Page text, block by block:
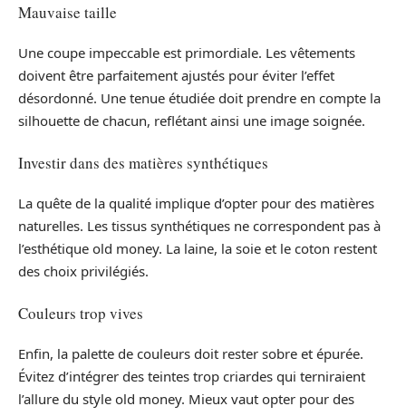
Mauvaise taille
Une coupe impeccable est primordiale. Les vêtements
doivent être parfaitement ajustés pour éviter l’effet
désordonné. Une tenue étudiée doit prendre en compte la
silhouette de chacun, reflétant ainsi une image soignée.
Investir dans des matières synthétiques
La quête de la qualité implique d’opter pour des matières
naturelles. Les tissus synthétiques ne correspondent pas à
l’esthétique old money. La laine, la soie et le coton restent
des choix privilégiés.
Couleurs trop vives
Enfin, la palette de couleurs doit rester sobre et épurée.
Évitez d’intégrer des teintes trop criardes qui terniraient
l’allure du style old money. Mieux vaut opter pour des